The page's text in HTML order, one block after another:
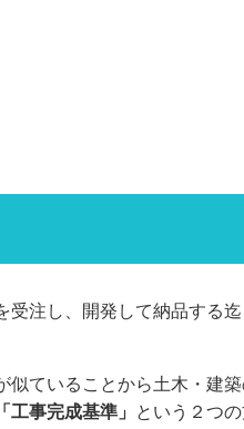
受注し、開発して納品する
似ていることから土木・建
「工事完成基準」
という２つ